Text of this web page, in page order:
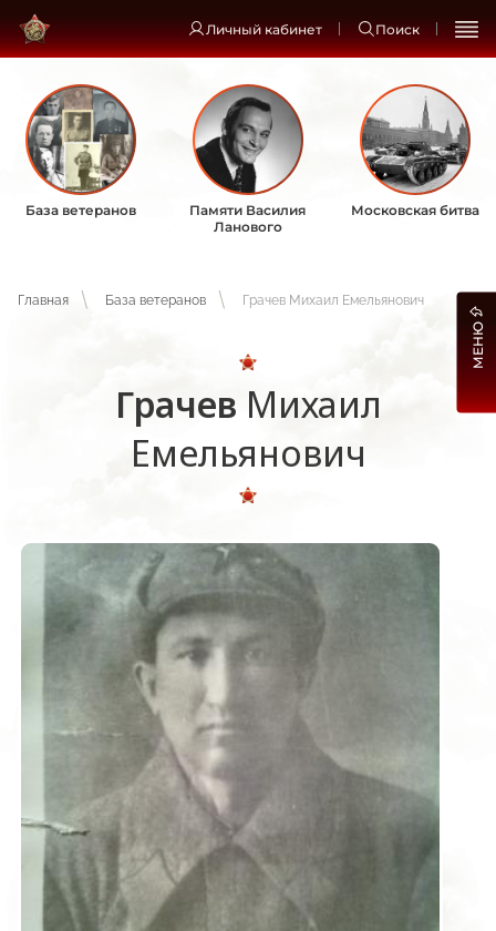
Личный кабинет Поиск
База ветеранов
Памяти Василия
Ланового
Московская битва
Главная База ветеранов Грачев Михаил Емельянович
Грачев Михаил
Емельянович
МЕНЮ